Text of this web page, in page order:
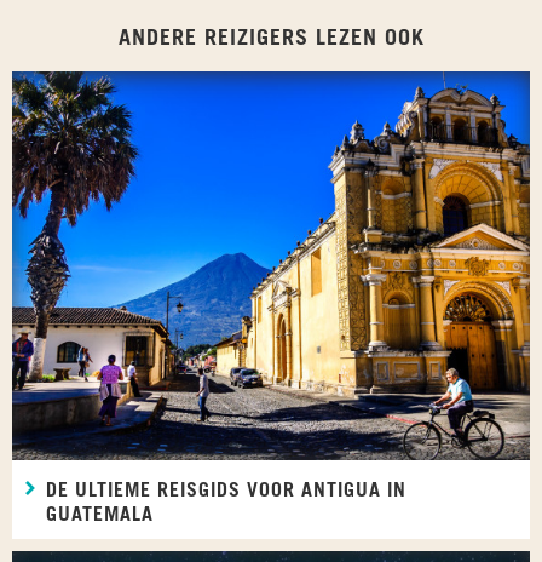
ANDERE REIZIGERS LEZEN OOK
DE ULTIEME REISGIDS VOOR ANTIGUA IN
GUATEMALA